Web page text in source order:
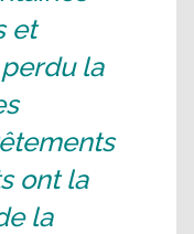
et
la
ont la
la